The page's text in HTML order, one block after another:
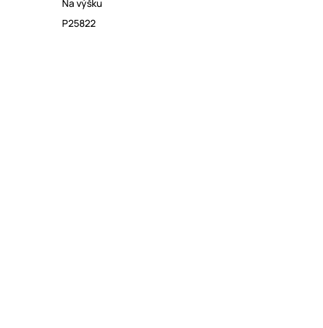
Na výšku
P25822